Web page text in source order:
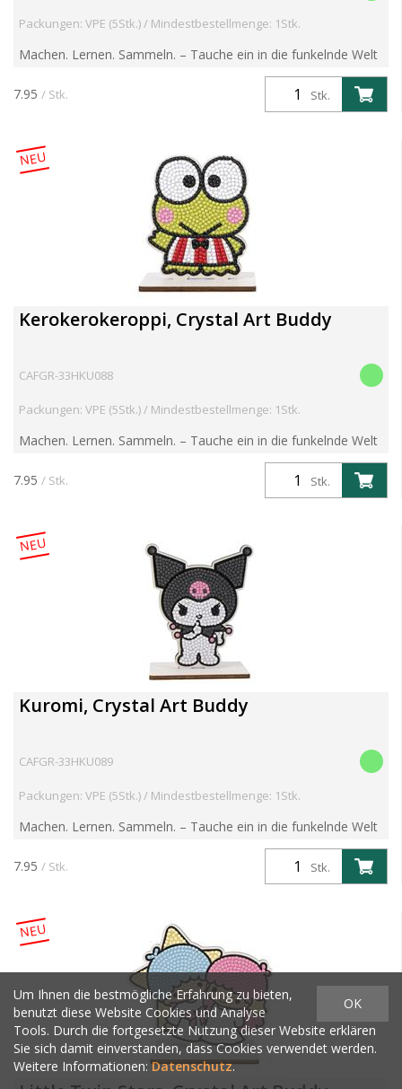
Packungen: VPE (5Stk.) / Mindestbestellmenge: 1Stk.
Machen. Lernen. Sammeln. – Tauche ein in die funkelnde Welt
der Crystal Art Buddies! Entdecke die brandneue Crystal Art
Buddies Kollektion – eine faszinierende Reihe mit ...Stk.
7.95 / Stk.
NEU
Kerokerokeroppi, Crystal Art Buddy
CAFGR-33HKU088
Packungen: VPE (5Stk.) / Mindestbestellmenge: 1Stk.
Machen. Lernen. Sammeln. – Tauche ein in die funkelnde Welt
der Crystal Art Buddies! Entdecke die brandneue Crystal Art
Buddies Kollektion – eine faszinierende Reihe mit ...Stk.
7.95 / Stk.
NEU
Kuromi, Crystal Art Buddy
CAFGR-33HKU089
Packungen: VPE (5Stk.) / Mindestbestellmenge: 1Stk.
Machen. Lernen. Sammeln. – Tauche ein in die funkelnde Welt
der Crystal Art Buddies! Entdecke die brandneue Crystal Art
Buddies Kollektion – eine faszinierende Reihe mit ...Stk.
7.95 / Stk.
NEU
OK
Um Ihnen die bestmögliche Erfahrung zu bieten,
benutzt diese Website Cookies und Analyse
Tools. Durch die fortgesetzte Nutzung dieser Website erklären
Sie sich damit einverstanden, dass Cookies verwendet werden.
Weitere Informationen:Datenschutz.